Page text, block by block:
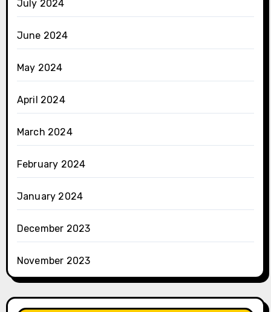
July 2024
June 2024
May 2024
April 2024
March 2024
February 2024
January 2024
December 2023
November 2023